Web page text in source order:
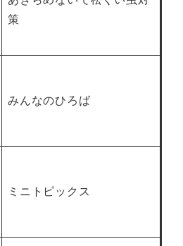
策
みんなのひろば
ミニトピックス